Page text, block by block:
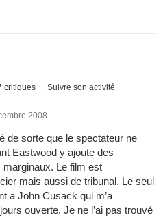
critiques Suivre son activité
2008
de sorte que le spectateur ne
Eastwood y ajoute des
Le film est
mais aussi de tribunal. Le seul
a John Cusack qui m’a
ouverte. Je ne l’ai pas trouvé